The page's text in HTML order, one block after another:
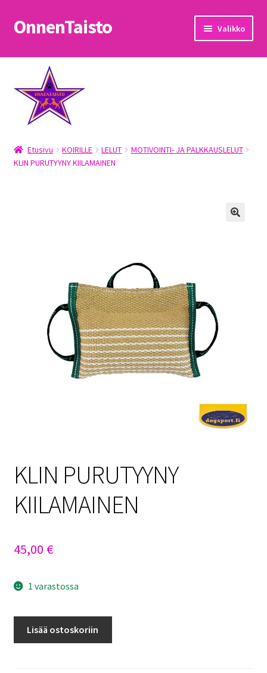
Siirry
navigointiin
Siirry
sisältöön
OnnenTaisto Valikko
Etusivu
Kassa
Oma tili
OnnenTaisto
Tietosuojaseloste
Toimitusehdot
Etusivu KOIRILLE LELUT
MOTIVOINTI- JA PALKKAUSLELUT
KLIN PURUTYYNY KIILAMAINEN
KLIN PURUTYYNY
KIILAMAINEN
45,00 €
1 varastossa
Lisää ostoskoriin